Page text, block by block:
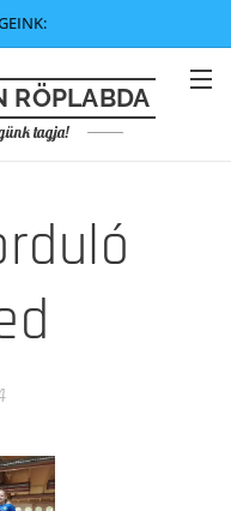
RÖPLABDA
tagja!